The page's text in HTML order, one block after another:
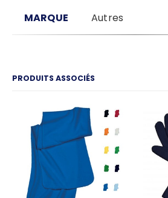
MARQUE Autres
PRODUITS ASSOCIÉS